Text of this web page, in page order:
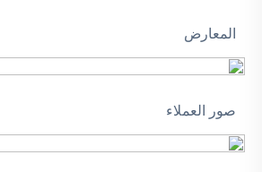
المعارض
صور العملاء